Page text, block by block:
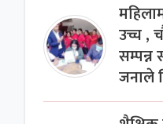
उच्च ,
सम्पन्न
जनाले